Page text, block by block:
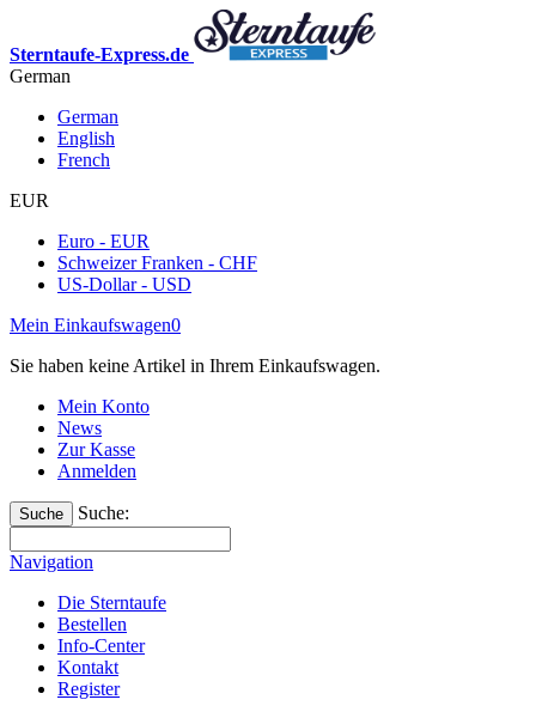
Sterntaufe-Express.de
German
German
English
French
EUR
Euro - EUR
Schweizer Franken - CHF
US-Dollar - USD
Mein Einkaufswagen0
Sie haben keine Artikel in Ihrem Einkaufswagen.
Mein Konto
News
Zur Kasse
Anmelden
Suche Suche:
Navigation
Die Sterntaufe
Bestellen
Info-Center
Kontakt
Register